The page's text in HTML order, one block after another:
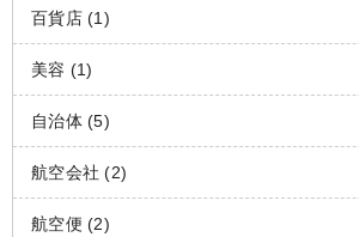
百貨店 (1)
美容 (1)
自治体 (5)
航空会社 (2)
航空便 (2)